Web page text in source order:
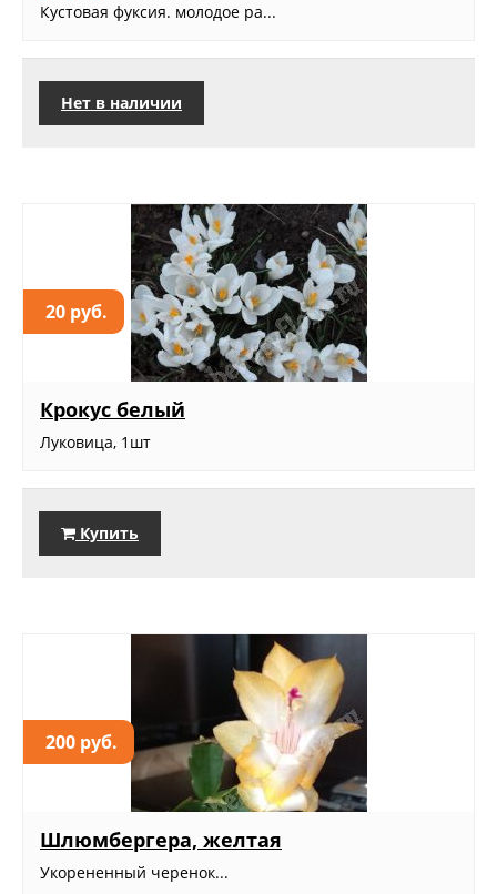
Кустовая фуксия. молодое ра...
Нет в наличии
20 руб.
Крокус белый
Луковица, 1шт
Купить
200 руб.
Шлюмбергера, желтая
Укорененный черенок...